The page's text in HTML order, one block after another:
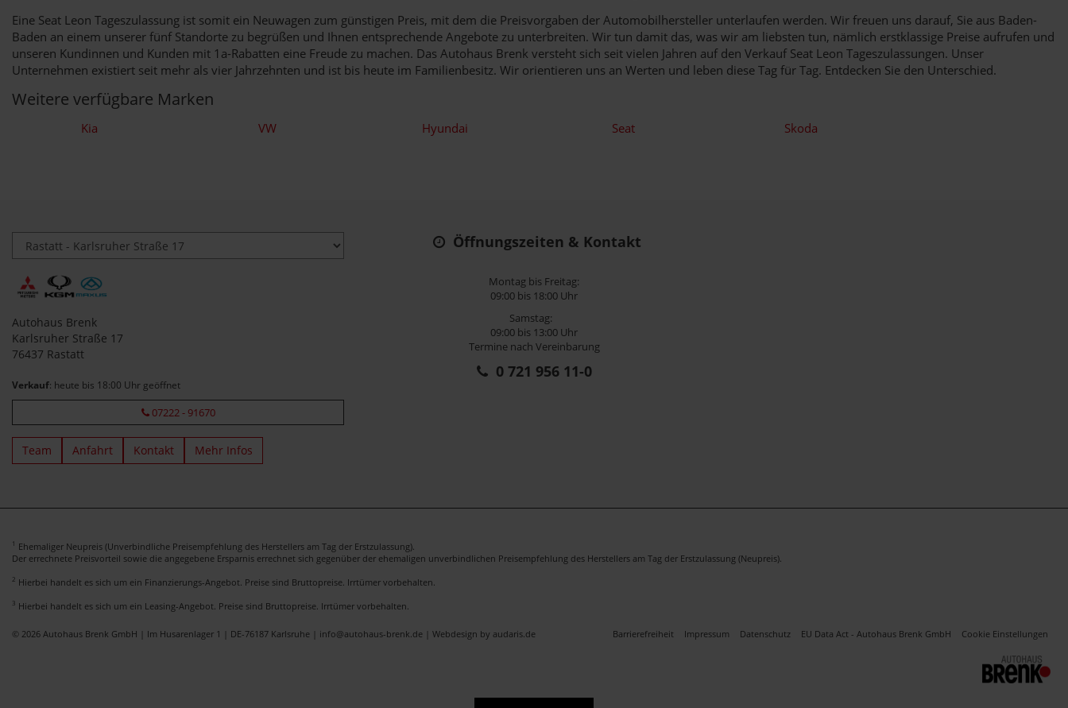
Eine Seat Leon Tageszulassung ist somit ein Neuwagen zum günstigen Preis, mit dem die Preisvorgaben der Automobilhersteller unterlaufen werden. Wir freuen uns darauf, Sie aus Baden-
Baden an einem unserer fünf Standorte zu begrüßen und Ihnen entsprechende Angebote zu unterbreiten. Wir tun damit das, was wir am liebsten tun, nämlich erstklassige Preise aufrufen und
unseren Kundinnen und Kunden mit 1a-Rabatten eine Freude zu machen. Das Autohaus Brenk versteht sich seit vielen Jahren auf den Verkauf Seat Leon Tageszulassungen. Unser
Unternehmen existiert seit mehr als vier Jahrzehnten und ist bis heute im Familienbesitz. Wir orientieren uns an Werten und leben diese Tag für Tag. Entdecken Sie den Unterschied.
Weitere verfügbare Marken
Kia VW Hyundai Seat Skoda
Autohaus Brenk
Karlsruher Straße 17
76437 Rastatt
Verkauf: heute bis 18:00 Uhr geöffnet
07222 - 91670
Team Anfahrt Kontakt Mehr Infos
Öffnungszeiten & Kontakt
Montag bis Freitag:
09:00 bis 18:00 Uhr
Samstag:
09:00 bis 13:00 Uhr
Termine nach Vereinbarung
0 721 956 11-0
1 Ehemaliger Neupreis (Unverbindliche Preisempfehlung des Herstellers am Tag der Erstzulassung).
Der errechnete Preisvorteil sowie die angegebene Ersparnis errechnet sich gegenüber der ehemaligen unverbindlichen Preisempfehlung des Herstellers am Tag der Erstzulassung (Neupreis).
2 Hierbei handelt es sich um ein Finanzierungs-Angebot. Preise sind Bruttopreise. Irrtümer vorbehalten.
3 Hierbei handelt es sich um ein Leasing-Angebot. Preise sind Bruttopreise. Irrtümer vorbehalten.
Barrierefreiheit Impressum Datenschutz EU Data Act - Autohaus Brenk GmbH Cookie Einstellungen
© 2026 Autohaus Brenk GmbH | Im Husarenlager 1 | DE-76187 Karlsruhe | info@autohaus-brenk.de | Webdesign by audaris.de